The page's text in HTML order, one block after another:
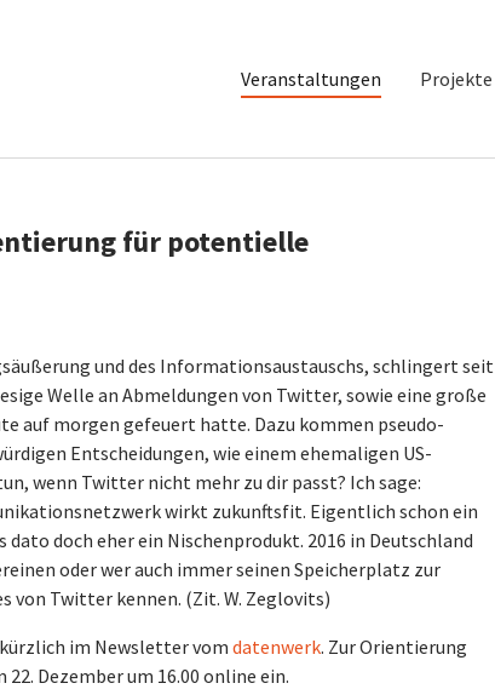
Veranstaltungen Projekte
für potentielle
und des Informationsaustauschs, schlingert seit
Welle an Abmeldungen von Twitter, sowie eine große
auf morgen gefeuert hatte. Dazu kommen pseudo-
Entscheidungen, wie einem ehemaligen US-
wenn Twitter nicht mehr zu dir passt? Ich sage:
wirkt zukunftsfit. Eigentlich schon ein
doch eher ein Nischenprodukt. 2016 in Deutschland
oder wer auch immer seinen Speicherplatz zur
von Twitter kennen. (Zit. W. Zeglovits)
im Newsletter vom datenwerk. Zur Orientierung
Dezember um 16.00 online ein.